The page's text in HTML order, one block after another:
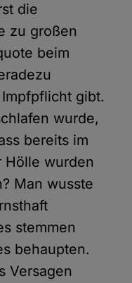
die
zu großen
beim
gibt.
wurde,
bereits im
Hölle wurden
Man wusste
stemmen
behaupten.
Versagen